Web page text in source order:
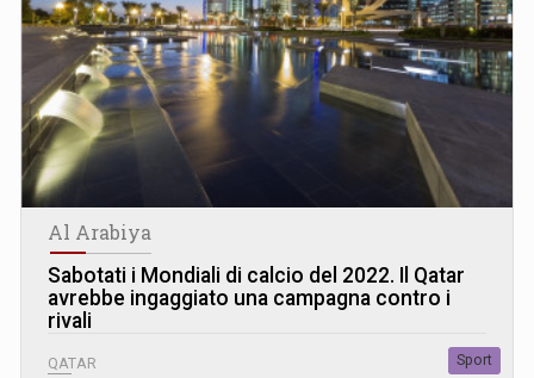
Al Arabiya
Sabotati i Mondiali di calcio del 2022. Il Qatar
avrebbe ingaggiato una campagna contro i
rivali
QATAR Sport